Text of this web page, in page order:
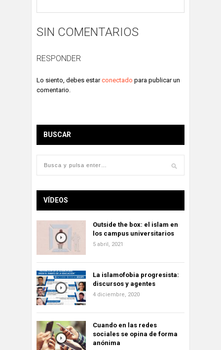
SIN COMENTARIOS
RESPONDER
Lo siento, debes estarconectado para publicar un
comentario.
BUSCAR
VÍDEOS
Outside the box: el islam en
los campus universitarios
5 abril, 2021
La islamofobia progresista:
discursos y agentes
4 diciembre, 2020
Cuando en las redes
sociales se opina de forma
anónima